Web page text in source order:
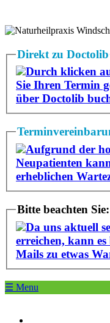
Direkt zu Doctolib
Durch klicken
Sie Ihren Termin
über Doctolib
Aufgrund der
Neupatienten
erheblichen
Bitte beachten Sie:
Da uns aktuell
erreichen, kann
Mails zu etwas
☰ Menu